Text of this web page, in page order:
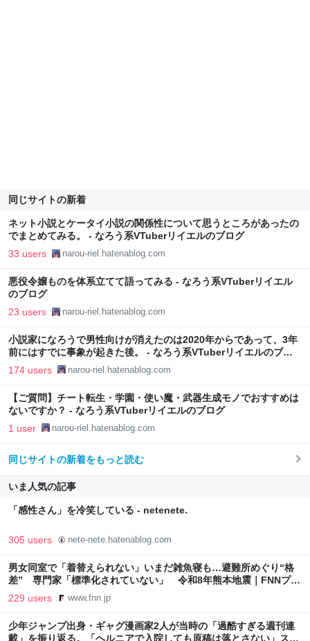
同じサイトの新着
ネット小説とケータイ小説の関係性について思うところがあったの
でまとめてみる。 - なろう系VTuberリイエルのブログ
33 users narou-riel.hatenablog.com
悪役令嬢ものを体系立てて語ってみる - なろう系VTuberリイエル
のブログ
23 users narou-riel.hatenablog.com
小説家になろうで男性向けが消えたのは2020年からであって、3年
前にはすでに事象が起きた後。 - なろう系VTuberリイエルのブロ
グ
174 users narou-riel.hatenablog.com
【ご質問】チート転生・学園・使い魔・武器生成モノでおすすめは
ないですか？ - なろう系VTuberリイエルのブログ
1 user narou-riel.hatenablog.com
同じサイトの新着をもっと読む
いま人気の記事
「感性さん」を冷笑している - netenete.
305 users nete-nete.hatenablog.com
男女同室で「着替えられない」いまだ雑魚寝も…避難所めぐり“格
差” 専門家「標準化されていない」 令和8年熊本地震｜FNNプラ
イムオンライン
229 users www.fnn.jp
少年ジャンプ出身・ギャグ漫画家2人が当時の「過酷すぎる週刊連
載」を振り返る。「ヘルニアで入院しても原稿は落とさない」スト